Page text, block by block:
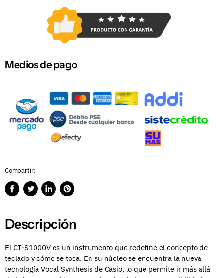
Medios de pago
Compartir:
CompartirPublicarCompartirGuardar
Descripción
El CT-S1000V es un instrumento que redefine el concepto de
teclado y cómo se toca. En su núcleo se encuentra la nueva
tecnología Vocal Synthesis de Casio, lo que permite ir más allá